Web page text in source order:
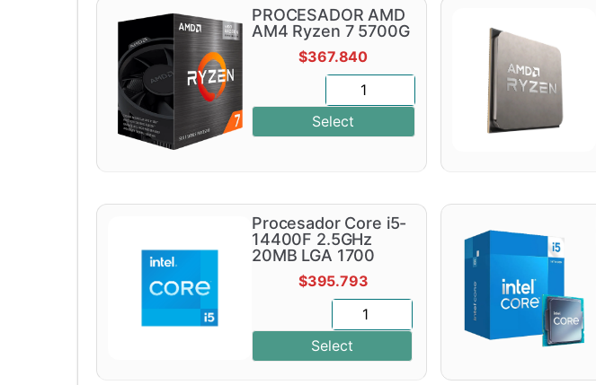
PROCESADOR AMD
AM4 Ryzen 7 5700G
$367.840
Select
Procesador Core i5-
14400F 2.5GHz
20MB LGA 1700
$395.793
Select